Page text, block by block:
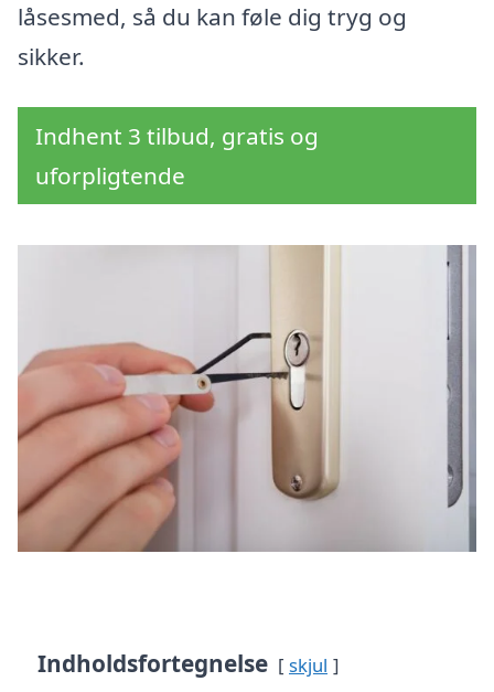
låsesmed, så du kan føle dig tryg og
sikker.
Indhent 3 tilbud, gratis og
uforpligtende
Indholdsfortegnelse skjul